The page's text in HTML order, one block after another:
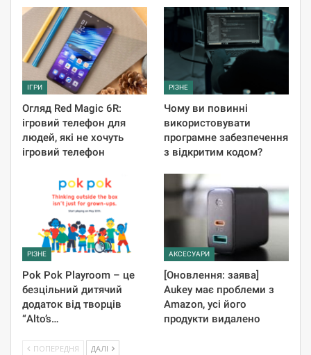
ІГРИ
Огляд Red Magic 6R:
ігровий телефон для
людей, які не хочуть
ігровий телефон
РІЗНЕ
Чому ви повинні
використовувати
програмне забезпечення
з відкритим кодом?
РІЗНЕ
Pok Pok Playroom – це
безцільний дитячий
додаток від творців
“Alto’s…
АКСЕСУАРИ
[Оновлення: заява]
Aukey має проблеми з
Amazon, усі його
продукти видалено
ПОПЕРЕДНЯ ДАЛІ